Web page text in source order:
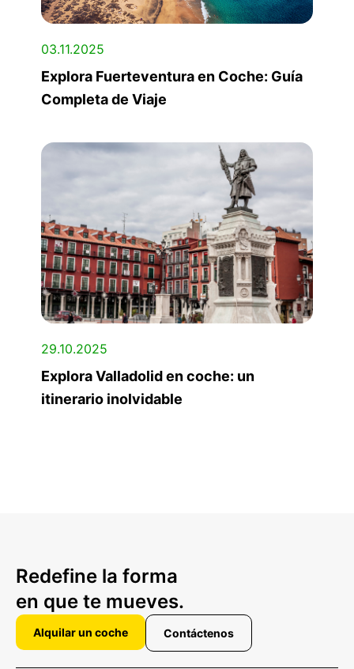
03.11.2025
Explora Fuerteventura en Coche: Guía
Completa de Viaje
29.10.2025
Explora Valladolid en coche: un
itinerario inolvidable
Redefine la forma
en que te mueves.
Alquilar un coche Contáctenos